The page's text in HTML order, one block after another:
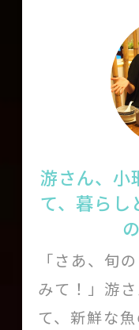
游さん、小
て、暮らし
「さあ、旬
みて！」游
て、新鮮な